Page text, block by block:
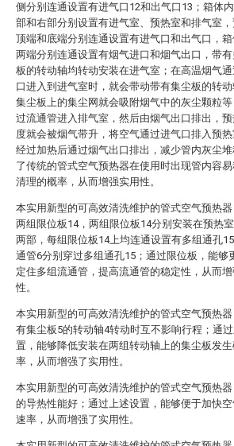
侧分别连通设置有进气口12和出气口13；箱体
部和右部分别设置有进气室、预热室和排气室
顶端和底端分别连通设置有进气口和出气口，
两端分别连通设置有烟气进口和烟气出口，带
板的转动轴均转动安装在进气室；在高温烟气
口进入到进气室时，就会带动带有集尘板的转动
集尘板上的集尘网就会吸附烟气中的灰尘颗粒
过流通管进入排气室，然后由烟气出口排出，
度就会被烟气带升，将空气通过进气口排入预
经过加热后通过烟气出口排出，减少管内灰尘
了传统的管式空气预热器在使用时出现管内容
清理的概率，从而增强实用性。
本实用新型的可高效清洗维护的管式空气预热
两组限位板14，两组限位板14分别安装在预热
两部，每组限位板14上均连通设置有多组通孔
通管6分别穿过多组通孔15；通过限位板，能够
定住多组流通管，提高流通管的稳定性，从而增
性。
本实用新型的可高效清洗维护的管式空气预热
有集尘板5的转动轴4转动时互不影响行程；通
置，能够降低安装在两组转动轴上的集尘板发
率，从而增强了实用性。
本实用新型的可高效清洗维护的管式空气预热
的导热性能好；通过上述设置，能够便于加快
速率，从而增强了实用性。